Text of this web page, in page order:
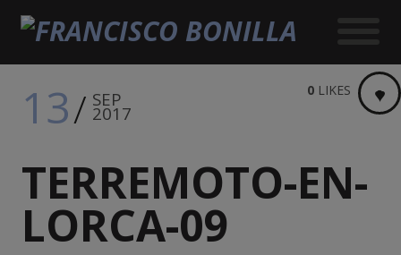
13 SEP
2017
TERREMOTO-EN-
LORCA-09
0 LIKES